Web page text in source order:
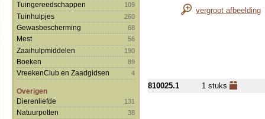
Tuingereedschappen 109
Tuinhulpjes 260
Gewasbescherming 68
Mest 56
Zaaihulpmiddelen 190
Boeken 89
VreekenClub en Zaadgidsen 4
Overigen
Dierenliefde
131
Natuurpotten 38
vergroot afbeelding
810025.1 1 stuks